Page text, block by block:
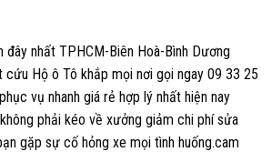
đây nhất TPHCM-Biên Hoà-Bình Dương
cứu Hộ ô Tô khắp mọi nơi gọi ngay 09 33 25
vụ nhanh giá rẻ hợp lý nhất hiện nay
phải kéo về xưởng giảm chi phí sửa
gặp sự cố hỏng xe mọi tình huống.cam